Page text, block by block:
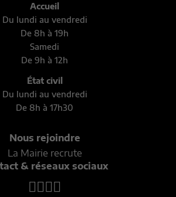
Accueil
Du lundi au vendredi
De 8h à 19h
Samedi
De 9h à 12h
État civil
Du lundi au vendredi
De 8h à 17h30
Nous rejoindre
La Mairie recrute
& réseaux sociaux